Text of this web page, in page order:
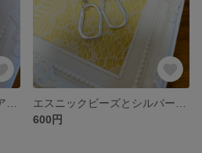
600円